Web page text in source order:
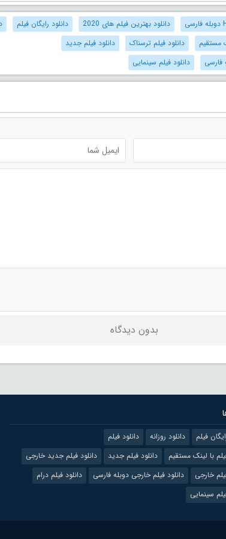
دانلود بهترین فیلم های 2020 دانلود رایگان فیلم
مستقیم دانلود فیلم ترسناک
دانلود فیلم جدید
فارسی
دانلود فیلم سینمایی
بدون دیدگاه
فیلم دانلود روزانه
دانلود فیلم
با لینک مستقیم
دانلود فیلم جدید
دانلود فیلم جدید خارجی
خارجی
دانلود فیلم خارجی دوبله فارسی
دانلود فیلم درام
سینمایی